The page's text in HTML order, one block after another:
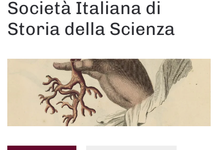
Società Italiana di
Storia della Scienza